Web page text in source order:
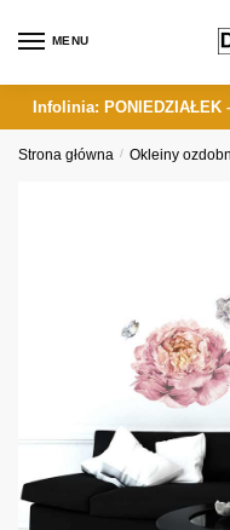
MENU
Infolinia: PONIEDZIAŁEK
Strona główna / Okleiny